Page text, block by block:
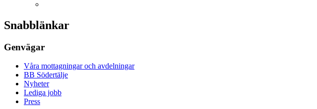
Snabblänkar
Genvägar
Våra mottagningar och avdelningar
BB Södertälje
Nyheter
Lediga jobb
Press